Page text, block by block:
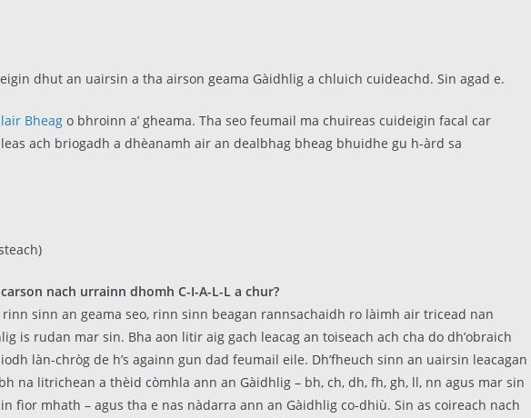
dhut an uairsin a tha airson geama Gàidhlig a chluich cuideachd. Sin agad e.
Bheag o bhroinn a’ gheama. Tha seo feumail ma chuireas cuideigin facal car
ach briogadh a dhèanamh air an dealbhag bheag bhuidhe gu h-àrd sa
nach urrainn dhomh C-I-A-L-L a chur?
sinn an geama seo, rinn sinn beagan rannsachaidh ro làimh air tricead nan
is rudan mar sin. Bha aon litir aig gach leacag an toiseach ach cha do dh’obraich
làn-chròg de h’s againn gun dad feumail eile. Dh’fheuch sinn an uairsin leacagan
na litrichean a thèid còmhla ann an Gàidhlig – bh, ch, dh, fh, gh, ll, nn agus mar sin
fìor mhath – agus tha e nas nàdarra ann an Gàidhlig co-dhiù. Sin as coireach nach